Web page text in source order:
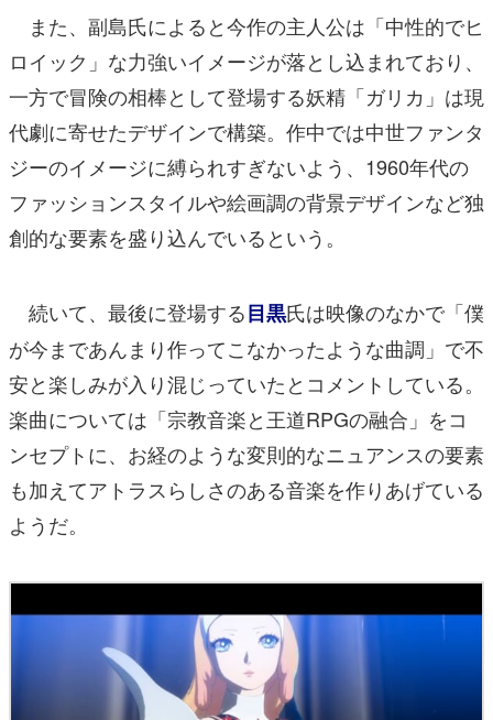
また、副島氏によると今作の主人公は「中性的でヒ
ロイック」な力強いイメージが落とし込まれており、
一方で冒険の相棒として登場する妖精「ガリカ」は現
代劇に寄せたデザインで構築。作中では中世ファンタ
ジーのイメージに縛られすぎないよう、1960年代の
ファッションスタイルや絵画調の背景デザインなど独
創的な要素を盛り込んでいるという。
続いて、最後に登場する目黒氏は映像のなかで「僕
が今まであんまり作ってこなかったような曲調」で不
安と楽しみが入り混じっていたとコメントしている。
楽曲については「宗教音楽と王道RPGの融合」をコ
ンセプトに、お経のような変則的なニュアンスの要素
も加えてアトラスらしさのある音楽を作りあげている
ようだ。